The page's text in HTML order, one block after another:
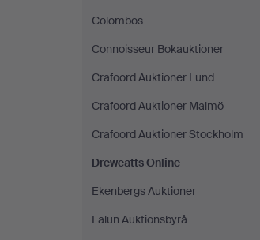
Colombos
Connoisseur Bokauktioner
Crafoord Auktioner Lund
Crafoord Auktioner Malmö
Crafoord Auktioner Stockholm
Dreweatts Online
Ekenbergs Auktioner
Falun Auktionsbyrå